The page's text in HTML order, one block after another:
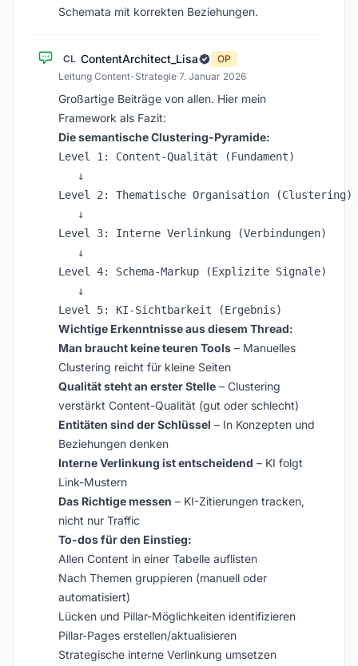
Schemata mit korrekten Beziehungen.
CL ContentArchitect_Lisa
OP
Leitung Content-Strategie·7. Januar 2026
Großartige Beiträge von allen. Hier mein
Framework als Fazit:
Die semantische Clustering-Pyramide:
Level 1: Content-Qualität (Fundament)
   ↓
Level 2: Thematische Organisation (Clustering)
   ↓
Level 3: Interne Verlinkung (Verbindungen)
   ↓
Level 4: Schema-Markup (Explizite Signale)
   ↓
Wichtige Erkenntnisse aus diesem Thread:
Man braucht keine teuren Tools – Manuelles
Clustering reicht für kleine Seiten
Qualität steht an erster Stelle – Clustering
verstärkt Content-Qualität (gut oder schlecht)
Entitäten sind der Schlüssel – In Konzepten und
Beziehungen denken
Interne Verlinkung ist entscheidend – KI folgt
Link-Mustern
Das Richtige messen – KI-Zitierungen tracken,
nicht nur Traffic
To-dos für den Einstieg:
Allen Content in einer Tabelle auflisten
Nach Themen gruppieren (manuell oder
automatisiert)
Lücken und Pillar-Möglichkeiten identifizieren
Pillar-Pages erstellen/aktualisieren
Strategische interne Verlinkung umsetzen